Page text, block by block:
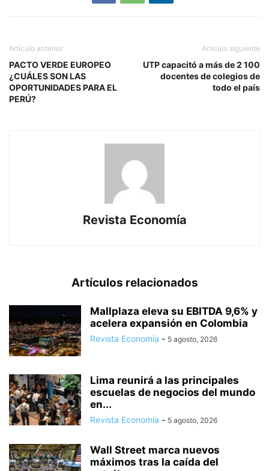
Artículo anterior
PACTO VERDE EUROPEO
¿CUÁLES SON LAS
OPORTUNIDADES PARA EL
PERÚ?
Artículo siguiente
UTP capacitó a más de 2 100
docentes de colegios de
todo el país
Revista Economía
Artículos relacionados
Mallplaza eleva su EBITDA 9,6% y
acelera expansión en Colombia
Revista Economía - 5 agosto, 2026
Lima reunirá a las principales
escuelas de negocios del mundo
en...
Revista Economía - 5 agosto, 2026
Wall Street marca nuevos
máximos tras la caída del